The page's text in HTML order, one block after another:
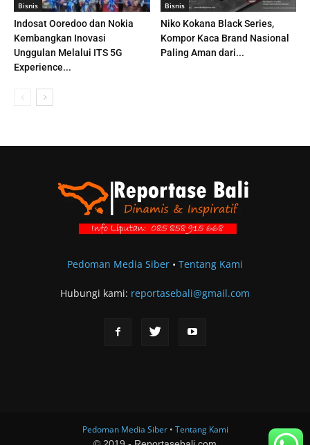
Bisnis
Indosat Ooredoo dan Nokia
Kembangkan Inovasi
Unggulan Melalui ITS 5G
Experience...
Bisnis
Niko Kokana Black Series,
Kompor Kaca Brand Nasional
Paling Aman dari...
Pedoman Media Siber• Tentang Kami
Hubungi kami: reportasebali@gmail.com
Pedoman Media Siber• Tentang Kami